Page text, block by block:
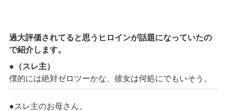
過大評価されてると思うヒロインが話題になっていたの
で紹介します。
● （スレ主）
僕的には絶対ゼロツーかな、彼女は何処にでもいそう。
●スレ主のお母さん。